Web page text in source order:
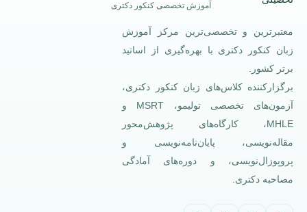
آموزش تخصصی کنکور دکتری
معتبرترین و تخصصی‌ترین مرکز آموزش
زبان کنکور دکتری با بهره‌گیری از اساتید
برتر کشور.
برگزارکننده کلاس‌های زبان کنکور دکتری،
آزمون‌های تخصصی تولیمو، MSRT و
MHLE، کارگاه‌های پژوهش‌محور
مقاله‌نویسی، پایان‌نامه‌نویسی و
پروپوزال‌نویسی، و دوره‌های آمادگی
مصاحبه دکتری.